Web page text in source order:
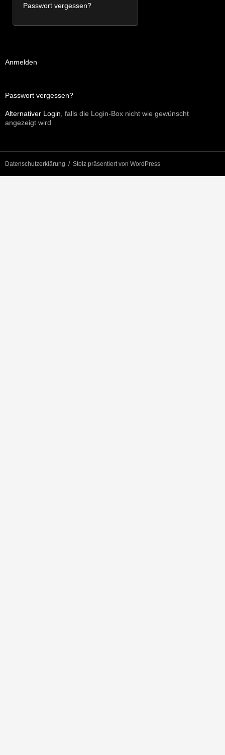
Passwort vergessen?
Anmelden
Passwort vergessen?
Alternativer Login , falls die Login-Box nicht wie gewünscht
angezeigt wird
Datenschutzerklärung Stolz präsentiert von WordPress